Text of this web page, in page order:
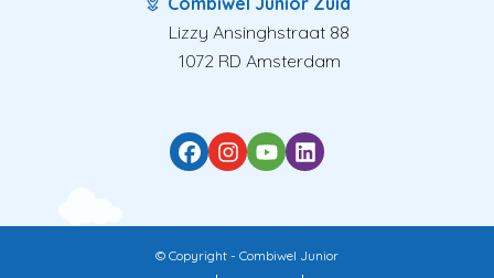
Lizzy Ansinghstraat 88
1072 RD Amsterdam
© Copyright - Combiwel Junior